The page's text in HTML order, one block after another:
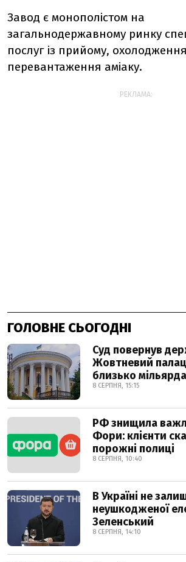
Завод є монополістом на
загальнодержавному ринку
послуг із прийому,
перевантаження аміаку.
РЕКЛАМА:
ГОЛОВНЕ СЬОГОДНІ
Суд повернув
Жовтневий
близько мільярда
8 СЕРПНЯ, 15:15
РФ знищила
Фори: клієнти
порожні полиці
8 СЕРПНЯ, 10:40
В Україні не
неушкодженої
Зеленський
8 СЕРПНЯ, 14:10